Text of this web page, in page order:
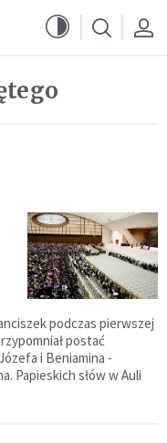
podczas pierwszej
postać
i Beniamina -
Papieskich słów w Auli